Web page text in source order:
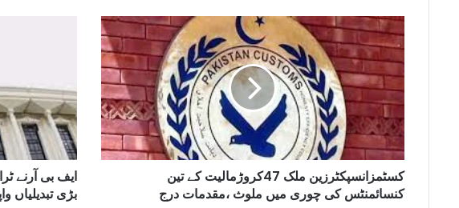
ایف بی آرنے
بڑی تبدیلیاں
کسٹمزانسپکٹرزین ملک 47کروڑمالیت کے تین
کنسائمنٹس کی چوری میں ملوث ،مقدمات درج